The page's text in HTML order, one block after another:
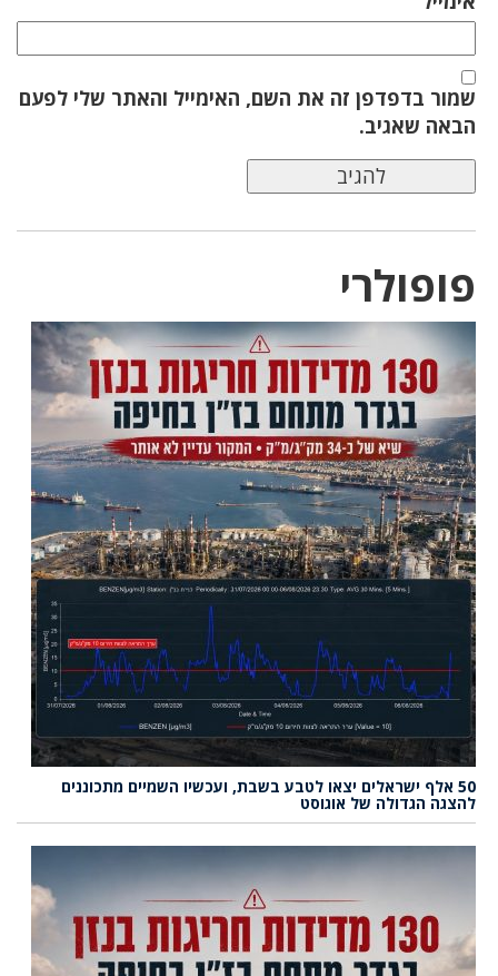
שמור בדפדפן זה את השם, האימייל והאתר שלי לפעם
הבאה שאגיב.
פופולרי
50 אלף ישראלים יצאו לטבע בשבת, ועכשיו השמיים מתכוננים
להצגה הגדולה של אוגוסט